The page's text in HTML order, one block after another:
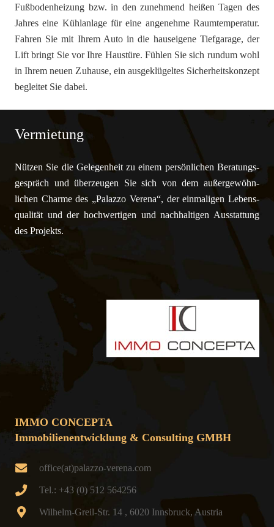
Fußbodenheizung bzw. in den zunehmend heißen Tagen des
Jahres eine Kühlanlage für eine angenehme Raumtemperatur.
Fahren Sie mit Ihrem Auto in die hauseigene Tiefgarage, der
Lift bringt Sie vor Ihre Haustüre. Fühlen Sie sich rundum wohl
in Ihrem neuen Zuhause, ein ausgeklügeltes Sicherheitskonzept
begleitet Sie dabei.
Vermietung
Nützen Sie die Gelegen­heit zu einem per­sön­lichen Be­ratungs­
ge­spräch und über­zeugen Sie sich von dem außer­ge­wöhn­
lichen Charme des „Palazzo Verena“, der ein­maligen Lebens­
quali­tät und der hoch­wertigen und nach­haltigen Aus­stat­tung
des Pro­jekts.
IMMO CONCEPTA
Immobilienentwicklung & Consulting GMBH
office(at)palazzo-verena.com
Tel.: +43 (0) 512 564256
Wilhelm-Greil-Str. 14 , 6020 Innsbruck, Austria